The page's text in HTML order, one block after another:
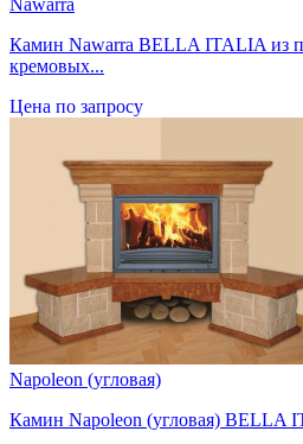
Камин Nawarra BELLA ITALIA из
кремовых...
Цена по запросу
Napoleon (угловая)
Камин Napoleon (угловая) BELLA